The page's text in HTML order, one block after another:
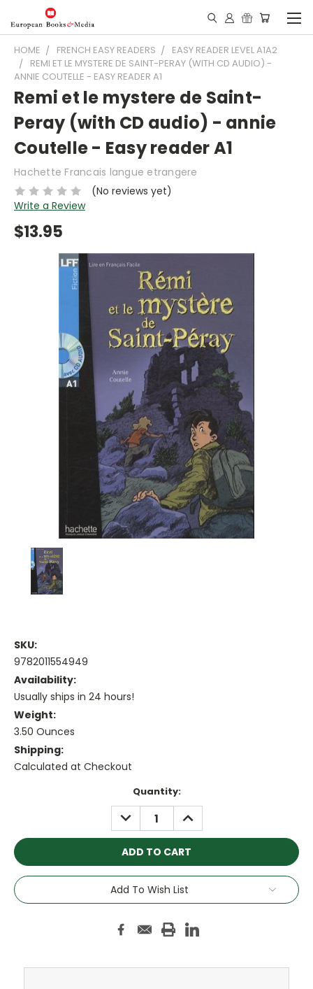
HOME FRENCH EASY READERS
EASY READER LEVEL A1A2
REMI ET LE MYSTERE DE SAINT-PERAY (WITH CD AUDIO) -
ANNIE COUTELLE - EASY READER A1
Remi et le mystere de Saint-
Peray (with CD audio) - annie
Coutelle - Easy reader A1
Hachette Francais langue etrangere
(No reviews yet)
Write a Review
$13.95
SKU:
9782011554949
Availability:
Usually ships in 24 hours!
Weight:
3.50 Ounces
Shipping:
Calculated at Checkout
Quantity:
DECREASE
QUANTITY:
INCREASE
QUANTITY:
Add To Wish List